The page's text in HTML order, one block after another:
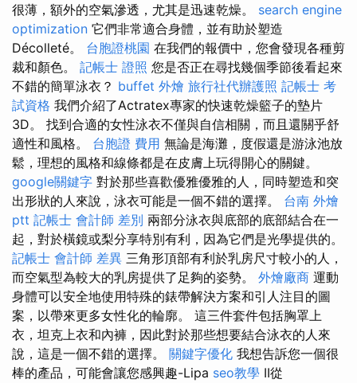
很薄，額外的空氣滲透，尤其是迅速乾燥。 search engine
optimization 它們非常適合身體，並有助於塑造
Décolleté。 台胞證桃園 在我們的報價中，您會發現各種剪
裁和顏色。 記帳士 證照 您是否正在尋找幾個季節後看起來
不錯的簡單泳衣？ buffet 外燴 旅行社代辦護照 記帳士 考
試資格 我們介紹了Actratex專家的快速乾燥籃子的墊片
3D。 找到合適的女性泳衣不僅與自信相關，而且還關乎舒
適性和風格。 台胞證 費用 無論是海灘，度假還是游泳池放
鬆，理想的風格和線條都是在皮膚上玩得開心的關鍵。
google關鍵字 對於那些喜歡優雅優雅的人，同時塑造和突
出形狀的人來說，泳衣可能是一個不錯的選擇。 台南 外燴
ptt 記帳士 會計師 差別 兩部分泳衣與底部的底部結合在一
起，對於橫鏡或梨分享特別有利，因為它們是光學提供的。
記帳士 會計師 差異 三角形頂部有利於乳房尺寸較小的人，
而空氣型為較大的乳房提供了足夠的姿勢。 外燴廠商 運動
身體可以安全地使用特殊的錶帶解決方案和引人注目的圖
案，以帶來更多女性化的輪廓。 這三件套件包括胸罩上
衣，坦克上衣和內褲，因此對於那些想要結合泳衣的人來
說，這是一個不錯的選擇。 關鍵字優化 我想告訴您一個很
棒的產品，可能會讓您感興趣-Lipa seo教學 II從